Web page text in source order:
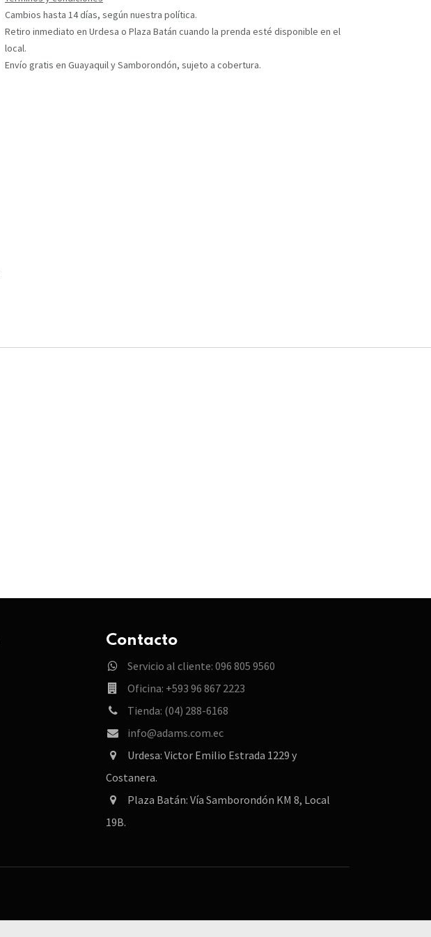
Cambios hasta 14 días, según nuestra política.
Retiro inmediato en Urdesa o Plaza Batán cuando la prenda esté disponible en el
local.
Envío gratis en Guayaquil y Samborondón, sujeto a cobertura.
Contacto
Servicio al cliente: 096 805 9560
Oficina: +593 96 867 2223
Tienda: (04) 288-6168
info@adams.com.ec
Urdesa: Victor Emilio Estrada 1229 y
Costanera.
Plaza Batán: Vía Samborondón KM 8, Local
19B.